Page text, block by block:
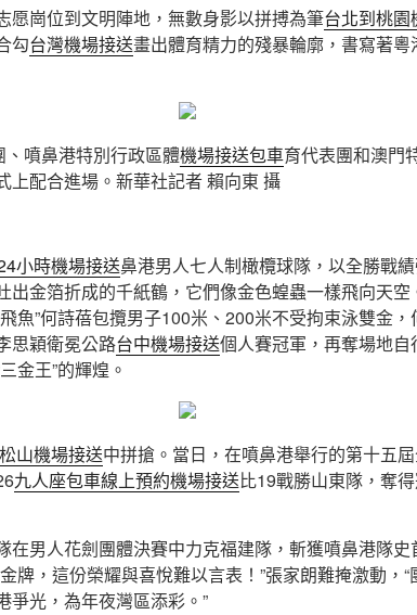
愿崗位到文明陣地，無數身影以拼搏為筆台北到桃園
勾台灣機場接送畫出體育精力的殘暴輪廓，書寫著
噴鼻港特別行政區體機場接送包車育代表團和澳門
上配合進場。新華社記者 賴向東 攝
小時機場接送鼻港男人七人制橄欖球隊，以全勝戰
出金箔折成的千紙鶴，它們像金色蝗蟲一樣飛向天
魚”何詩蓓包攬男子100米、200米不受拘束泳雙金
思穎衛冕公路台中機場接送個人賽冠軍，再奪場地
金王”的輝煌。
松山機場接送中拼搶。當日，在噴鼻港舉行的第十五
九人座包車線上預約機場接送比19戰勝山東隊，奪
在男人花劍團體決賽中力克福建隊，斬獲噴鼻港隊史
牌，這份榮耀與喜悅難以言表！”張家朗難掩激動，
爭光，為年夜灣區添彩。”